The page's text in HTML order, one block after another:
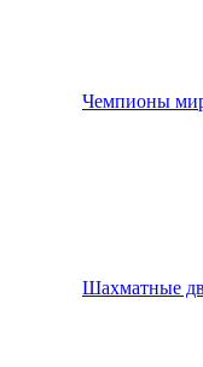
Чемпионы
Шахматные